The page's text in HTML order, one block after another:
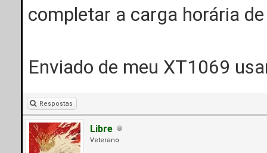
completar a carga horária
Enviado de meu XT1069
Respostas
Libre
Veterano